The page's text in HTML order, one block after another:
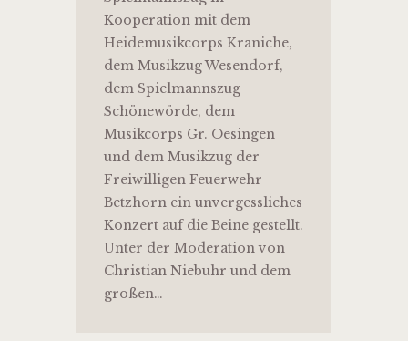
Kooperation mit dem
Heidemusikcorps Kraniche,
dem Musikzug Wesendorf,
dem Spielmannszug
Schönewörde, dem
Musikcorps Gr. Oesingen
und dem Musikzug der
Freiwilligen Feuerwehr
Betzhorn ein unvergessliches
Konzert auf die Beine gestellt.
Unter der Moderation von
Christian Niebuhr und dem
großen…